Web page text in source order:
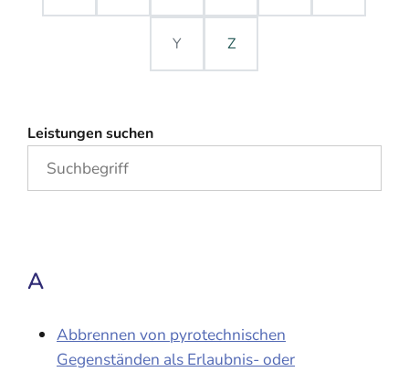
Y Z
Leistungen suchen
A
Abbrennen von pyrotechnischen
Gegenständen als Erlaubnis- oder